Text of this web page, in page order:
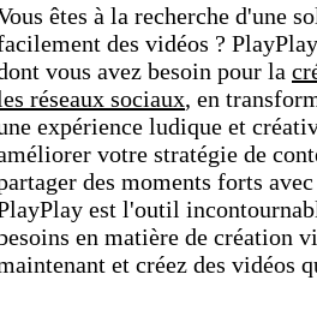
êtes à la recherche d'une
des vidéos ?
vous avez besoin pour la
réseaux sociaux, en
expérience ludique et
votre stratégie de
des moments forts
est l'outil
en matière de création
et créez des vidéos